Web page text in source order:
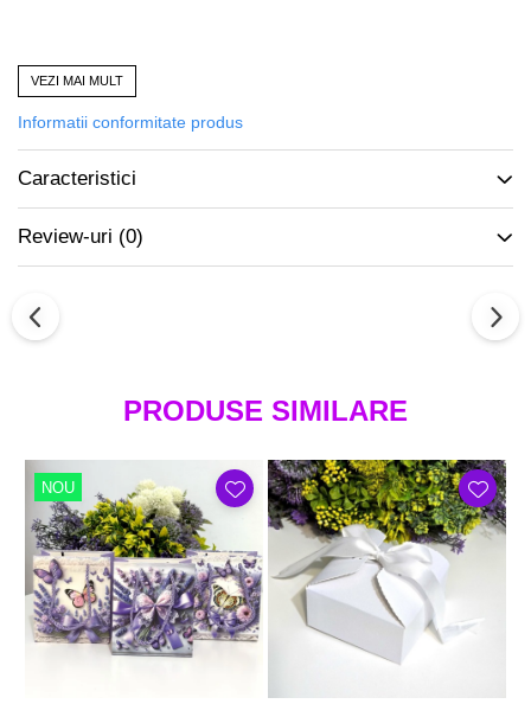
Produs vândut de
Calitate și garanție
VEZI MAI MULT
Informatii conformitate produs
Caracteristici
Review-uri (0)
PRODUSE SIMILARE
NOU